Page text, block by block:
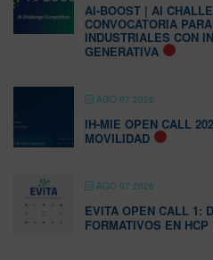
AI-BOOST | AI
CONVOCATORIA
INDUSTRIALES CON
GENERATIVA
AGO 07 2026
IH-MIE OPEN CALL
MOVILIDAD
AGO 07 2026
EVITA OPEN CALL 1:
FORMATIVOS EN